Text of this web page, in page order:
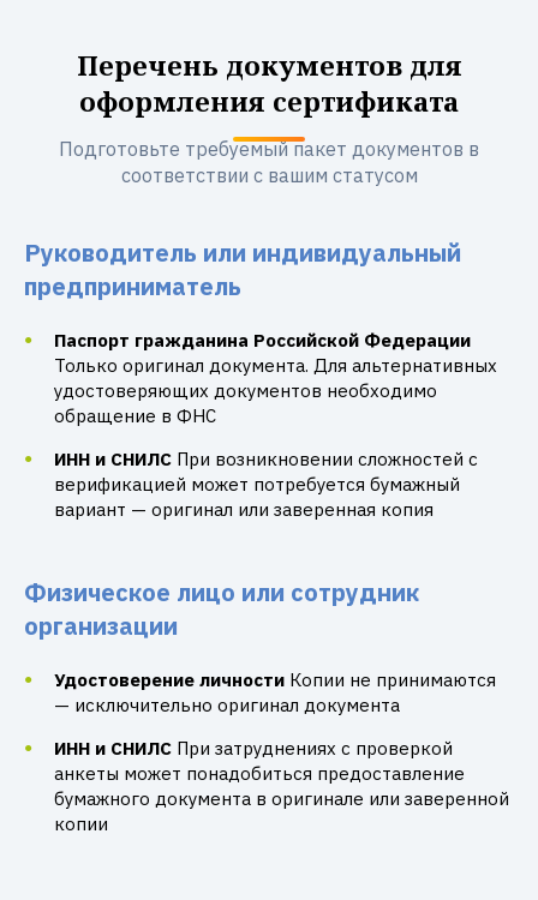
Перечень документов для
оформления сертификата
Подготовьте требуемый пакет документов в
соответствии с вашим статусом
Руководитель или индивидуальный
предприниматель
Паспорт гражданина Российской Федерации
Только оригинал документа. Для альтернативных
удостоверяющих документов необходимо
обращение в ФНС
ИНН и СНИЛС При возникновении сложностей с
верификацией может потребуется бумажный
вариант — оригинал или заверенная копия
Физическое лицо или сотрудник
организации
Удостоверение личности Копии не принимаются
— исключительно оригинал документа
ИНН и СНИЛС При затруднениях с проверкой
анкеты может понадобиться предоставление
бумажного документа в оригинале или заверенной
копии